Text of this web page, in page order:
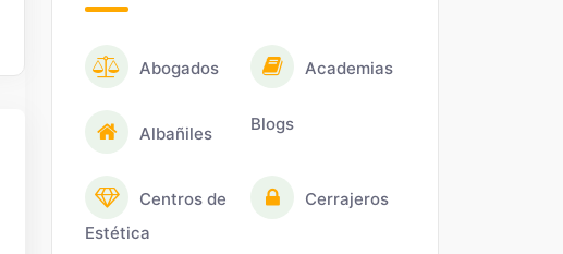
Abogados Academias
Albañiles Blogs
Centros de
Estética
Cerrajeros